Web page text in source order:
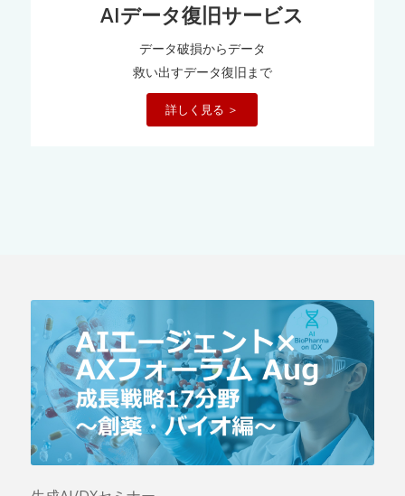
AIデータ復旧サービス
データ破損からデータ
救い出すデータ復旧まで
詳しく見る ＞